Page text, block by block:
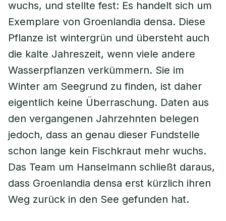
wuchs, und stellte fest: Es handelt sich um
Exemplare von Groenlandia densa. Diese
Pflanze ist wintergrün und übersteht auch
die kalte Jahreszeit, wenn viele andere
Wasserpflanzen verkümmern. Sie im
Winter am Seegrund zu finden, ist daher
eigentlich keine Überraschung. Daten aus
den vergangenen Jahrzehnten belegen
jedoch, dass an genau dieser Fundstelle
schon lange kein Fischkraut mehr wuchs.
Das Team um Hanselmann schließt daraus,
dass Groenlandia densa erst kürzlich ihren
Weg zurück in den See gefunden hat.